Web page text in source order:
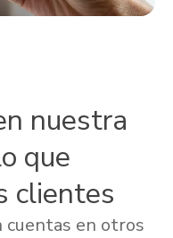
nuestra
que
clientes
cuentas en otros